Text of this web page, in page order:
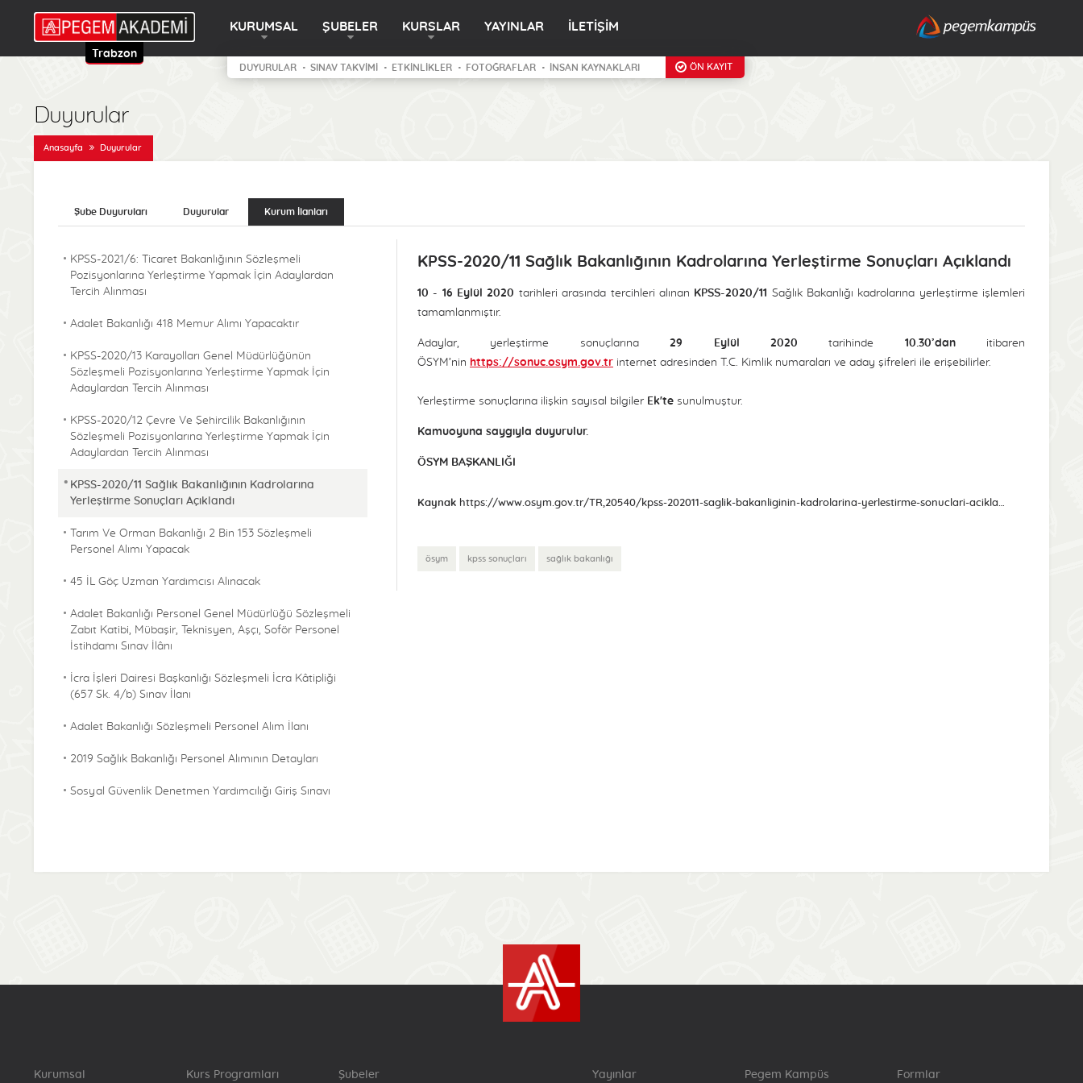
Trabzon
KURUMSAL ŞUBELER KURSLAR YAYINLAR İLETİŞİM
DUYURULAR SINAV TAKVİMİ ETKİNLİKLER FOTOĞRAFLAR İNSAN KAYNAKLARI ÖN KAYIT
Duyurular
Anasayfa Duyurular
Şube Duyuruları Duyurular Kurum İlanları
KPSS-2021/6: Ticaret Bakanlığının Sözleşmeli
Pozisyonlarına Yerleştirme Yapmak İçin Adaylardan
Tercih Alınması
Adalet Bakanlığı 418 Memur Alımı Yapacaktır
KPSS-2020/13 Karayolları Genel Müdürlüğünün
Sözleşmeli Pozisyonlarına Yerleştirme Yapmak İçin
Adaylardan Tercih Alınması
KPSS-2020/12 Çevre Ve Şehircilik Bakanlığının
Sözleşmeli Pozisyonlarına Yerleştirme Yapmak İçin
Adaylardan Tercih Alınması
KPSS-2020/11 Sağlık Bakanlığının Kadrolarına
Yerleştirme Sonuçları Açıklandı
Tarım Ve Orman Bakanlığı 2 Bin 153 Sözleşmeli
Personel Alımı Yapacak
45 İL Göç Uzman Yardımcısı Alınacak
Adalet Bakanlığı Personel Genel Müdürlüğü Sözleşmeli
Zabıt Katibi, Mübaşir, Teknisyen, Aşçı, Şoför Personel
İstihdamı Sınav İlânı
İcra İşleri Dairesi Başkanlığı Sözleşmeli İcra Kâtipliği
(657 Sk. 4/b) Sınav İlanı
Adalet Bakanlığı Sözleşmeli Personel Alım İlanı
2019 Sağlık Bakanlığı Personel Alımının Detayları
Sosyal Güvenlik Denetmen Yardımcılığı Giriş Sınavı
Personel İstihdamı Sınav İlanı
Sınav Duyurusu
KPSS-2020/11 Sağlık Bakanlığının Kadrolarına Yerleştirme Sonuçları Açıklandı
10 - 16 Eylül 2020 tarihleri arasında tercihleri alınan KPSS-2020/11 Sağlık Bakanlığı kadrolarına yerleştirme işlemleri
tamamlanmıştır.
Adaylar, yerleştirme sonuçlarına29 Eylül 2020tarihinde 10.30’dan itibaren
ÖSYM’nin https://sonuc.osym.gov.tr internet adresinden T.C. Kimlik numaraları ve aday şifreleri ile erişebilirler.
Yerleştirme sonuçlarına ilişkin sayısal bilgiler Ek'te sunulmuştur.
Kamuoyuna saygıyla duyurulur.
ÖSYM BAŞKANLIĞI
Kaynak https://www.osym.gov.tr/TR,20540/kpss-202011-saglik-bakanliginin-kadrolarina-yerlestirme-sonuclari-aciklandi-29092020.html
ösym kpss sonuçları sağlık bakanlığı
Kurumsal Kurs Programları Şubeler Yayınlar Pegem Kampüs Formlar